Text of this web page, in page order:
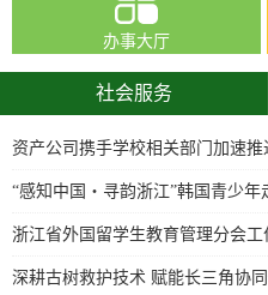
办事大厅
社会服务
资产公司携手学校相关部门加速推
浙江省外国留学生教育管理分会
深耕古树救护技术 赋能长三角协